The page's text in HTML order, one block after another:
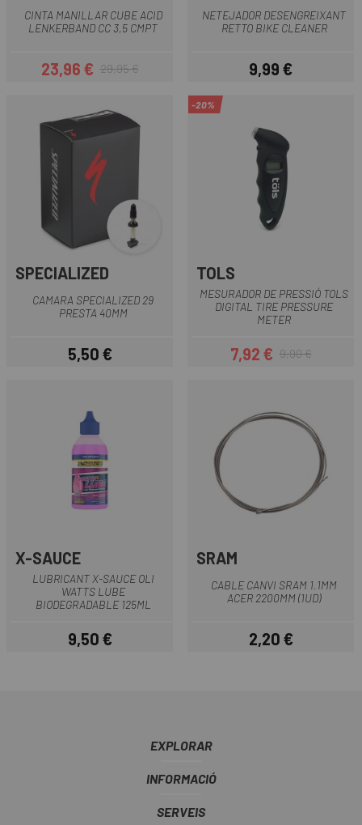
CINTA MANILLAR CUBE ACID
LENKERBAND CC 3,5 CMPT
Preu
23,96 €Preu regular
29,95 €
NETEJADOR DESENGREIXANT
RETTO BIKE CLEANER
Preu
9,99 €
SPECIALIZED
CAMARA SPECIALIZED 29
PRESTA 40MM
Preu
5,50 €
-20%
TOLS
MESURADOR DE PRESSIÓ TOLS
DIGITAL TIRE PRESSURE
METER
Preu
7,92 €Preu regular
9,90 €
X-SAUCE
LUBRICANT X-SAUCE OLI
WATTS LUBE
BIODEGRADABLE 125ML
Preu
9,50 €
SRAM
CABLE CANVI SRAM 1.1MM
ACER 2200MM (1UD)
Preu
2,20 €
EXPLORAR
INFORMACIÓ
SERVEIS